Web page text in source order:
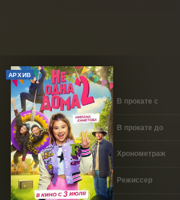
АРХИВ
В прокате с
В прокате до
Хронометраж
Режиссер